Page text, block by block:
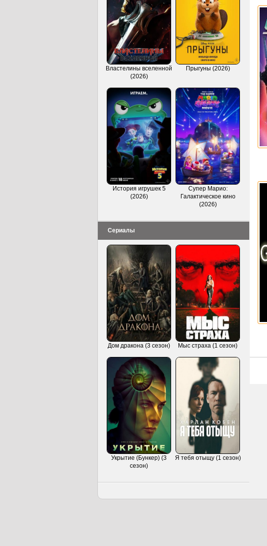
Властелины вселенной
(2026)
Прыгуны (2026)
История игрушек 5
(2026)
Супер Марио:
Галактическое кино
(2026)
Сериалы
Дом дракона (3 сезон) Мыс страха (1 сезон)
Укрытие (Бункер) (3
сезон)
Я тебя отыщу (1 сезон)